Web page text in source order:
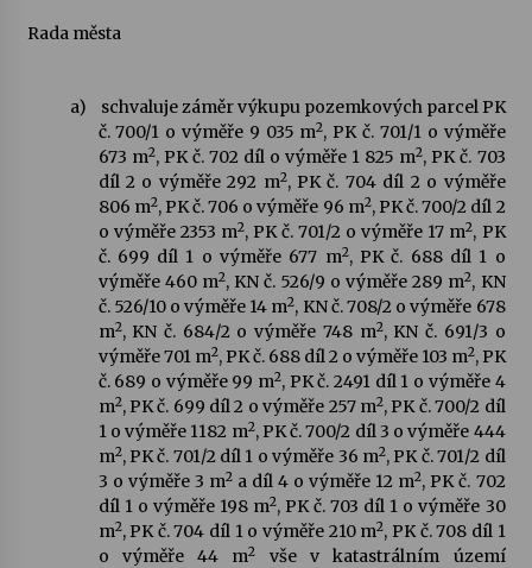
Rada města
a)
schvaluje záměr výkupu pozemkových parcel PK
č. 700/1 o výměře 9 035 m2, PK č. 701/1 o výměře
673 m2, PK č. 702 díl o výměře 1 825 m2, PK č. 703
díl 2 o výměře 292 m2, PK č. 704 díl 2 o výměře
806 m2, PK č. 706 o výměře 96 m2, PK č. 700/2 díl 2
o výměře 2353 m2, PK č. 701/2 o výměře 17 m2, PK
č. 699 díl 1 o výměře 677 m2, PK č. 688 díl 1 o
výměře 460 m2, KN č. 526/9 o výměře 289 m2, KN
č. 526/10 o výměře 14 m2, KN č. 708/2 o výměře 678
m2, KN č. 684/2 o výměře 748 m2, KN č. 691/3 o
výměře 701 m2, PK č. 688 díl 2 o výměře 103 m2, PK
č. 689 o výměře 99 m2, PK č. 2491 díl 1 o výměře 4
m2, PK č. 699 díl 2 o výměře 257 m2, PK č. 700/2 díl
1 o výměře 1182 m2, PK č. 700/2 díl 3 o výměře 444
m2, PK č. 701/2 díl 1 o výměře 36 m2, PK č. 701/2 díl
3 o výměře 3 m2a díl 4 o výměře 12 m2, PK č. 702
díl 1 o výměře 198 m2, PK č. 703 díl 1 o výměře 30
m2, PK č. 704 díl 1 o výměře 210 m2, PK č. 708 díl 1
o výměře 44 m2
vše v katastrálním území